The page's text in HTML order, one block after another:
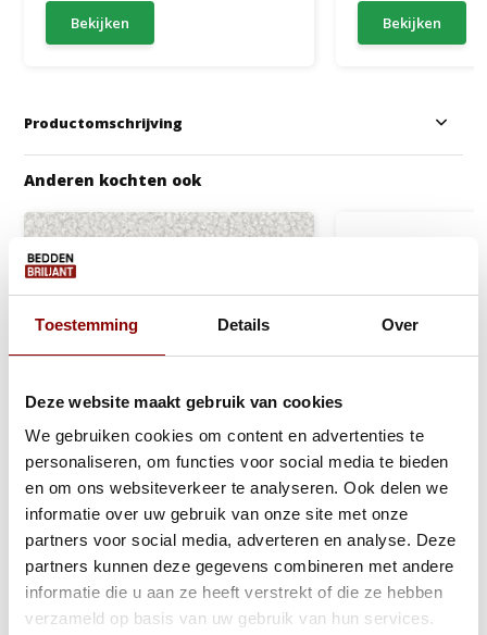
Toestemming Details Over
Deze website maakt gebruik van cookies
We gebruiken cookies om content en advertenties te
personaliseren, om functies voor social media te bieden
en om ons websiteverkeer te analyseren. Ook delen we
informatie over uw gebruik van onze site met onze
partners voor social media, adverteren en analyse. Deze
partners kunnen deze gegevens combineren met andere
informatie die u aan ze heeft verstrekt of die ze hebben
verzameld op basis van uw gebruik van hun services.
Bekijken Bekijken
Productomschrijving
Anderen kochten ook
Quelle 01 - Teddy stof Wit Monolith 77 -